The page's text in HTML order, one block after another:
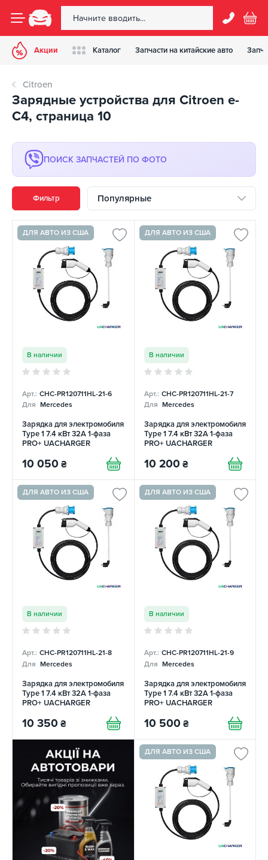
Акции Каталог Запчасти на китайские авто
Citroen
Зарядные устройства для Citroen e-
C4, страница 10
ПОИСК ЗАПЧАСТЕЙ ПО ФОТО
Фильтр Популярные
ДЛЯ АВТО ИЗ США
В наличии
Арт.: CHC-PR120711HL-21-6
Для Mercedes
Зарядка для электромобиля
Type 1 7.4 кВт 32А 1-фаза
PRO+ UACHARGER
10 050 ₴
ДЛЯ АВТО ИЗ США
В наличии
Арт.: CHC-PR120711HL-21-7
Для Mercedes
Зарядка для электромобиля
Type 1 7.4 кВт 32А 1-фаза
PRO+ UACHARGER
10 200 ₴
ДЛЯ АВТО ИЗ США
В наличии
Арт.: CHC-PR120711HL-21-8
Для Mercedes
Зарядка для электромобиля
Type 1 7.4 кВт 32А 1-фаза
PRO+ UACHARGER
10 350 ₴
ДЛЯ АВТО ИЗ США
В наличии
Арт.: CHC-PR120711HL-21-9
Для Mercedes
Зарядка для электромобиля
Type 1 7.4 кВт 32А 1-фаза
PRO+ UACHARGER
10 500 ₴
ДЛЯ АВТО ИЗ США